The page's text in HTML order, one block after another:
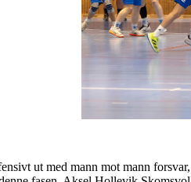
ut med mann mot mann